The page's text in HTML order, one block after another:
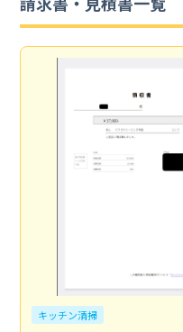
キッチン清掃